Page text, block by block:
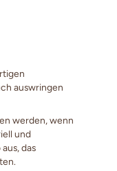
auswringen
werden, wenn
und
das